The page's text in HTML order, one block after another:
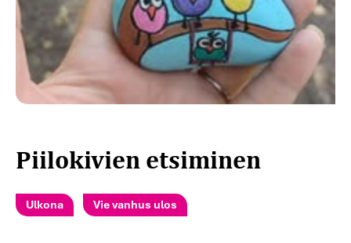
Piilokivien etsiminen
Ulkona Vie vanhus ulos